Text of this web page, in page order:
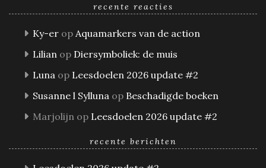
recente reacties
Ky-er op Aquamarkers van de action
Lilian op Diersymboliek: de muis
Luna op Leesdoelen 2026 update #2
Susanne l Sylluna op Beschadigde boeken
Marjolijn op Leesdoelen 2026 update #2
recente berichten